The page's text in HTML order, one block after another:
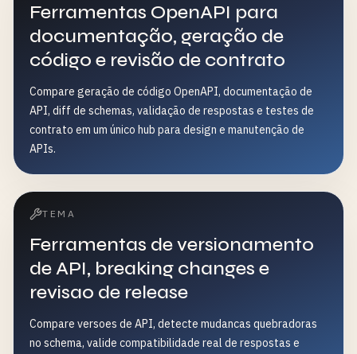
Ferramentas OpenAPI para
documentação, geração de
código e revisão de contrato
Compare geração de código OpenAPI, documentação de
API, diff de schemas, validação de respostas e testes de
contrato em um único hub para design e manutenção de
APIs.
TEMA
Ferramentas de versionamento
de API, breaking changes e
revisao de release
Compare versoes de API, detecte mudancas quebradoras
no schema, valide compatibilidade real de respostas e